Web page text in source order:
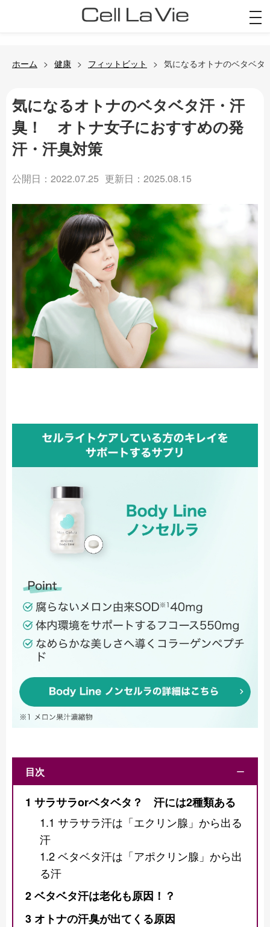
ホーム 健康 フィットビット 気になるオトナのベタベ
気になるオトナのベタベタ汗・汗
臭！ オトナ女子におすすめの発
汗・汗臭対策
公開日：2022.07.25 更新日：2025.08.15
目次 ー
1 サラサラorベタベタ？ 汗には2種類ある
1.1 サラサラ汗は「エクリン腺」から出る
汗
1.2ベタベタ汗は「アポクリン腺」から出
る汗
2ベタベタ汗は老化も原因！？
3 オトナの汗臭が出てくる原因